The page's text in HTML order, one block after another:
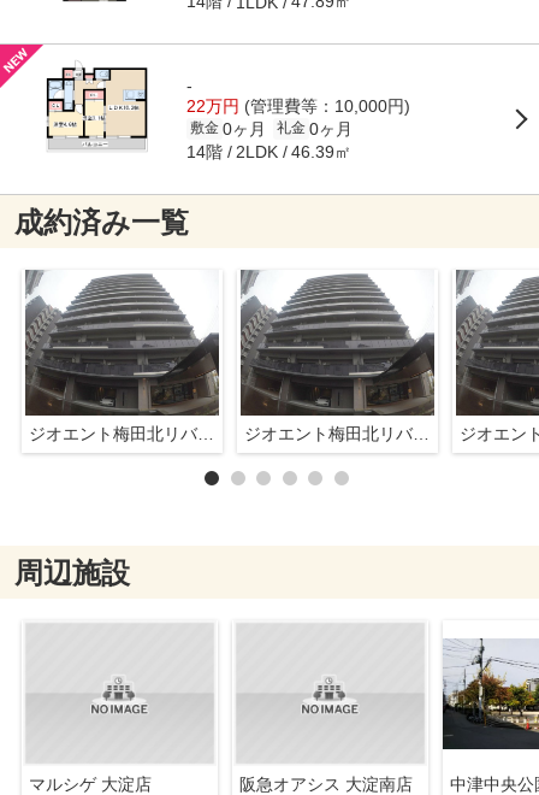
-
22万円 (管理費等：10,000円)
敷金 0ヶ月 礼金 0ヶ月
14階 2LDK 46.39㎡
成約済み一覧
ジオエント梅田北リバーフロント ジオエント梅田北リバーフロント
周辺施設
マルシゲ 大淀店
阪急オアシス 大淀南店
中津中央公